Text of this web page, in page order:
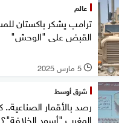
عالم
ترامب يشكر باكستان
القبض على "الوحش"
l 5 مارس 2025
شرق أوسط
رصد بالأقمار
المغرب "أسود الخلافة"؟